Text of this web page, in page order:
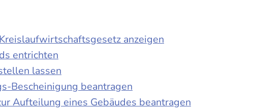
anzeigen
entrichten
lassen
Bescheinigung beantragen
Aufteilung eines Gebäudes beantragen